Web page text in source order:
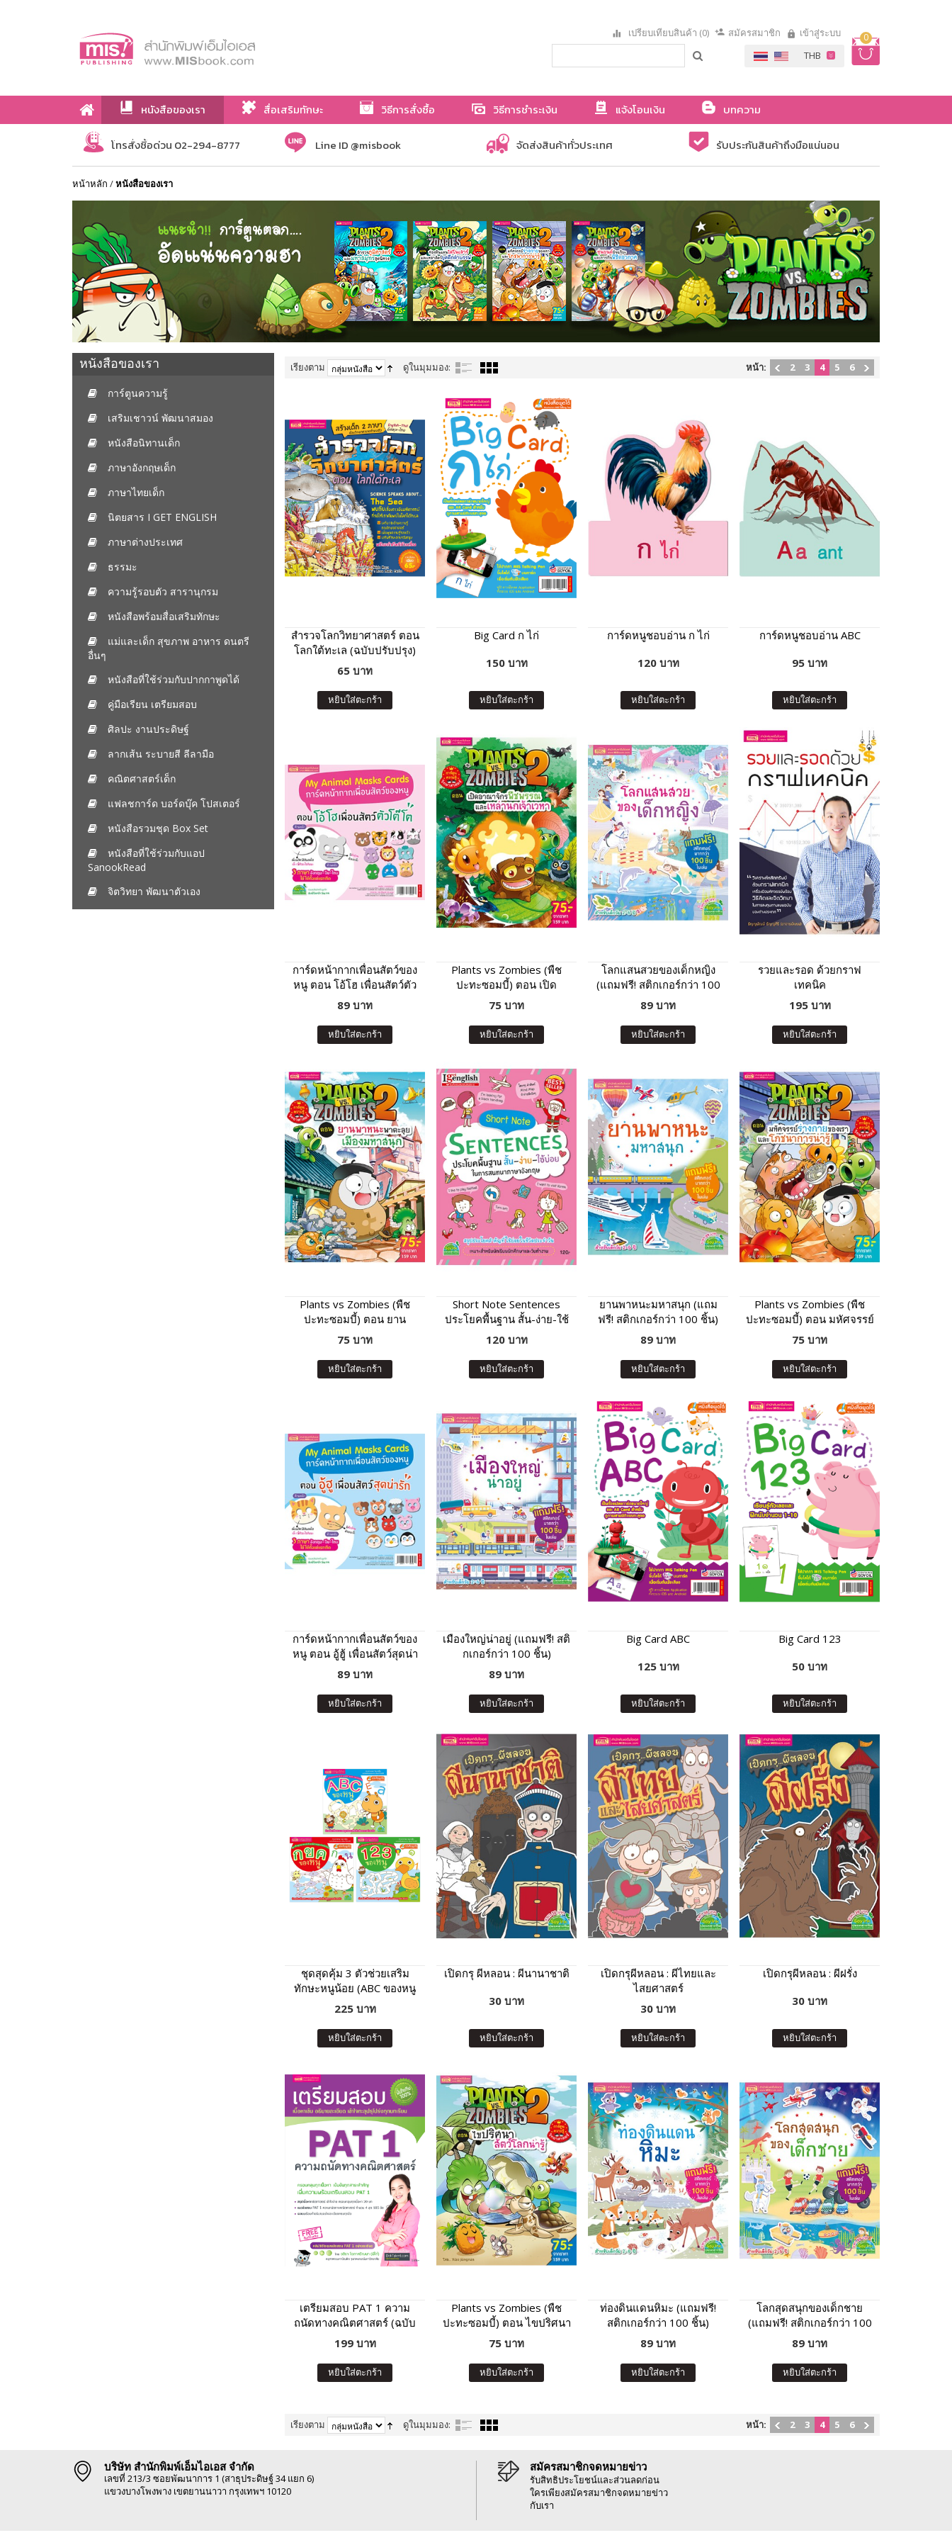
0
เปรียบเทียบสินค้า (0) สมัครสมาชิก เข้าสู่ระบบ
หนังสือของเรา สื่อเสริมทักษะ วิธีการสั่งซื้อ วิธีการชำระเงิน แจ้งโอนเงิน
บทความ
เกี่ยวกับเรา
โทรสั่งซื้อด่วน 02-294-8777 Line ID @misbook จัดส่งสินค้าทั่วประเทศ รับประกันสินค้าถึงมือแน่นอน
หน้าหลัก /หนังสือของเรา
หนังสือของเรา
การ์ตูนความรู้
เสริมเชาวน์ พัฒนาสมอง
หนังสือนิทานเด็ก
ภาษาอังกฤษเด็ก
ภาษาไทยเด็ก
นิตยสาร I GET ENGLISH
ภาษาต่างประเทศ
ธรรมะ
ความรู้รอบตัว สารานุกรม
หนังสือพร้อมสื่อเสริมทักษะ
แม่และเด็ก สุขภาพ อาหาร ดนตรี
อื่นๆ
หนังสือที่ใช้ร่วมกับปากกาพูดได้
คู่มือเรียน เตรียมสอบ
ศิลปะ งานประดิษฐ์
ลากเส้น ระบายสี ลีลามือ
คณิตศาสตร์เด็ก
แฟลชการ์ด บอร์ดบุ๊ค โปสเตอร์
หนังสือรวมชุด Box Set
หนังสือที่ใช้ร่วมกับแอป
SanookRead
จิตวิทยา พัฒนาตัวเอง
เรียงตาม ดูในมุมมอง: หน้า: 2 3 4 5 6
สำรวจโลกวิทยาศาสตร์ ตอน
โลกใต้ทะเล (ฉบับปรับปรุง)
65 บาท
หยิบใส่ตะกร้า
Big Card ก ไก่
150 บาท
หยิบใส่ตะกร้า
การ์ดหนูชอบอ่าน ก ไก่
120 บาท
หยิบใส่ตะกร้า
การ์ดหนูชอบอ่าน ABC
95 บาท
หยิบใส่ตะกร้า
การ์ดหน้ากากเพื่อนสัตว์ของ
หนู ตอน โอ้โฮ เพื่อนสัตว์ตัว
โต๊โต
89 บาท
หยิบใส่ตะกร้า
Plants vs Zombies (พืช
ปะทะซอมบี้) ตอน เปิด
อาณาจักรพืชพรรณ และ
75 บาท
หยิบใส่ตะกร้า
โลกแสนสวยของเด็กหญิง
(แถมฟรี! สติกเกอร์กว่า 100
ชิ้น)
89 บาท
หยิบใส่ตะกร้า
รวยและรอด ด้วยกราฟ
เทคนิค
195 บาท
หยิบใส่ตะกร้า
Plants vs Zombies (พืช
ปะทะซอมบี้) ตอน ยาน
พาหนะพาตะลุย เมืองมหา
75 บาท
หยิบใส่ตะกร้า
Short Note Sentences
ประโยคพื้นฐาน สั้น-ง่าย-ใช้
บ่อย
120 บาท
หยิบใส่ตะกร้า
ยานพาหนะมหาสนุก (แถม
ฟรี! สติกเกอร์กว่า 100 ชิ้น)
89 บาท
หยิบใส่ตะกร้า
Plants vs Zombies (พืช
ปะทะซอมบี้) ตอน มหัศจรรย์
ร่างกายของเรา และ
75 บาท
หยิบใส่ตะกร้า
การ์ดหน้ากากเพื่อนสัตว์ของ
หนู ตอน อู้ฮู้ เพื่อนสัตว์สุดน่า
รัก
89 บาท
หยิบใส่ตะกร้า
เมืองใหญ่น่าอยู่ (แถมฟรี! สติ
กเกอร์กว่า 100 ชิ้น)
89 บาท
หยิบใส่ตะกร้า
Big Card ABC
125 บาท
หยิบใส่ตะกร้า
Big Card 123
50 บาท
หยิบใส่ตะกร้า
ชุดสุดคุ้ม 3 ตัวช่วยเสริม
ทักษะหนูน้อย (ABC ของหนู
+ กขค ของหนู + 123 ของ
225 บาท
หยิบใส่ตะกร้า
เปิดกรุ ผีหลอน : ผีนานาชาติ
30 บาท
หยิบใส่ตะกร้า
เปิดกรุผีหลอน : ผีไทยและ
ไสยศาสตร์
30 บาท
หยิบใส่ตะกร้า
เปิดกรุผีหลอน : ผีฝรั่ง
30 บาท
หยิบใส่ตะกร้า
เตรียมสอบ PAT 1 ความ
ถนัดทางคณิตศาสตร์ (ฉบับ
ปรับปรุง)
199 บาท
หยิบใส่ตะกร้า
Plants vs Zombies (พืช
ปะทะซอมบี้) ตอน ไขปริศนา
สัตว์โลกน่ารู้
75 บาท
หยิบใส่ตะกร้า
ท่องดินแดนหิมะ (แถมฟรี!
สติกเกอร์กว่า 100 ชิ้น)
89 บาท
หยิบใส่ตะกร้า
โลกสุดสนุกของเด็กชาย
(แถมฟรี! สติกเกอร์กว่า 100
ชิ้น)
89 บาท
หยิบใส่ตะกร้า
เรียงตาม ดูในมุมมอง: หน้า: 2 3 4 5 6
บริษัท สำนักพิมพ์เอ็มไอเอส จำกัด
เลขที่ 213/3 ซอยพัฒนาการ 1 (สาธุประดิษฐ์ 34 แยก 6)
แขวงบางโพงพาง เขตยานนาวา กรุงเทพฯ 10120
สมัครสมาชิกจดหมายข่าว
รับสิทธิประโยชน์และส่วนลดก่อน
ใครเพียงสมัครสมาชิกจดหมายข่าว
กับเรา